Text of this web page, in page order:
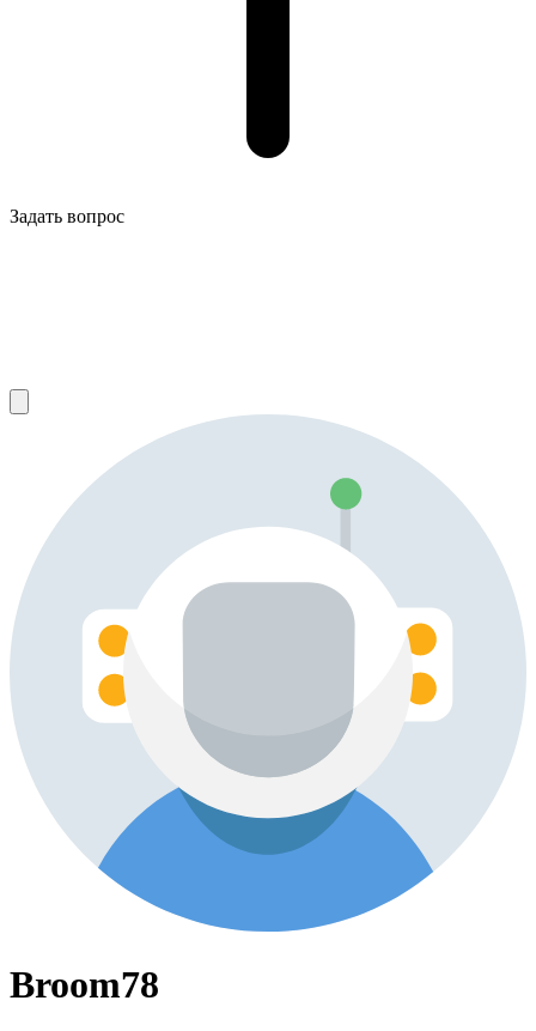
Задать вопрос
Broom78